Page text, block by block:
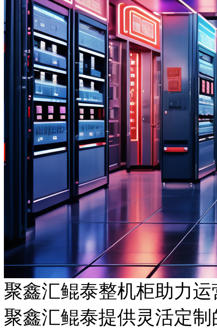
聚鑫汇鲲泰整机柜助力
聚鑫汇鲲泰提供灵活定制